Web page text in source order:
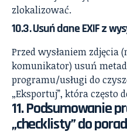
zlokalizować.
10.3. Usuń dane EXIF z
Przed wysłaniem zdjęcia
komunikator) usuń
programu/usługi do
„Eksportuj”, która często
11. Podsumowanie
„checklisty” do